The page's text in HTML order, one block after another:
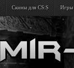
Скины для CS:S Игры